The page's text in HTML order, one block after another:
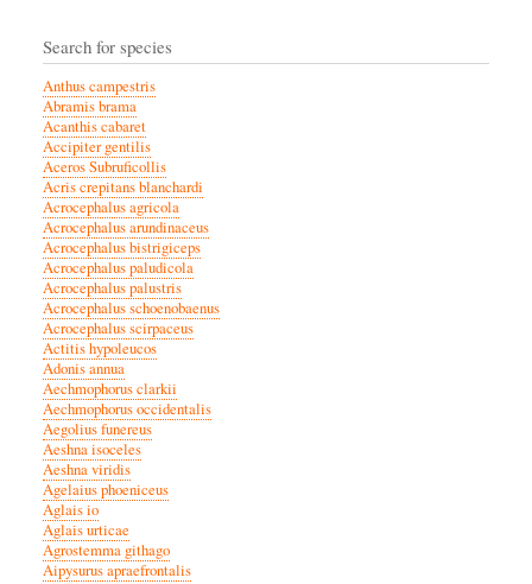
Search for species
Anthus campestris
Abramis brama
Acanthis cabaret
Accipiter gentilis
Aceros Subruficollis
Acris crepitans blanchardi
Acrocephalus agricola
Acrocephalus arundinaceus
Acrocephalus bistrigiceps
Acrocephalus paludicola
Acrocephalus palustris
Acrocephalus schoenobaenus
Acrocephalus scirpaceus
Actitis hypoleucos
Adonis annua
Aechmophorus clarkii
Aechmophorus occidentalis
Aegolius funereus
Aeshna isoceles
Aeshna viridis
Agelaius phoeniceus
Aglais io
Aglais urticae
Agrostemma githago
Aipysurus apraefrontalis